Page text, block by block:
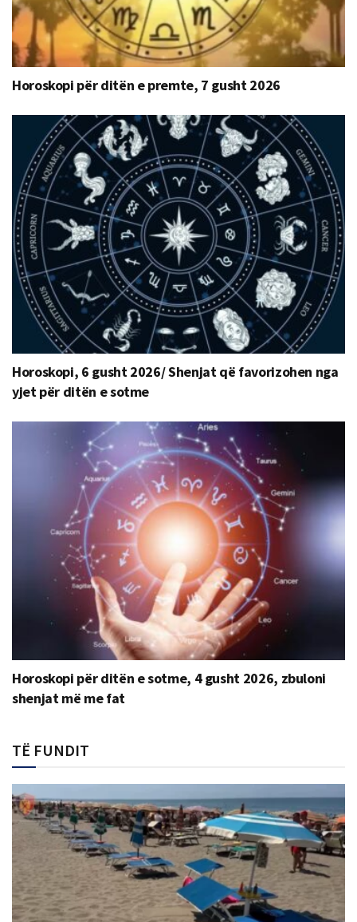
Horoskopi për ditën e premte, 7 gusht 2026
Horoskopi, 6 gusht 2026/ Shenjat që favorizohen nga
yjet për ditën e sotme
Horoskopi për ditën e sotme, 4 gusht 2026, zbuloni
shenjat më me fat
TË FUNDIT